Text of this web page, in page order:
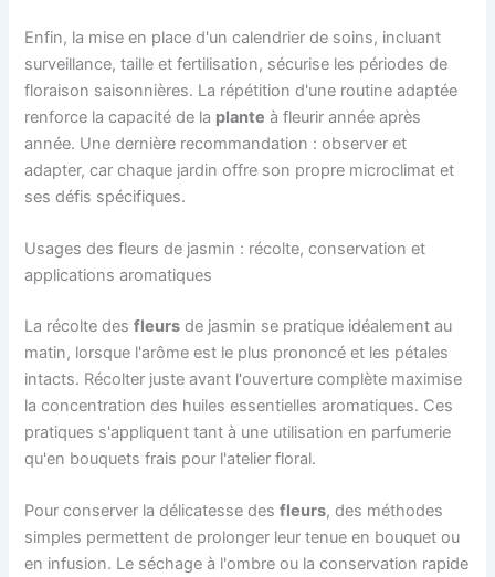
Enfin, la mise en place d'un calendrier de soins, incluant
surveillance, taille et fertilisation, sécurise les périodes de
floraison saisonnières. La répétition d'une routine adaptée
renforce la capacité de la plante à fleurir année après
année. Une dernière recommandation : observer et
adapter, car chaque jardin offre son propre microclimat et
ses défis spécifiques.
Usages des fleurs de jasmin : récolte, conservation et
applications aromatiques
La récolte desfleurs de jasmin se pratique idéalement au
matin, lorsque l'arôme est le plus prononcé et les pétales
intacts. Récolter juste avant l'ouverture complète maximise
la concentration des huiles essentielles aromatiques. Ces
pratiques s'appliquent tant à une utilisation en parfumerie
qu'en bouquets frais pour l'atelier floral.
Pour conserver la délicatesse desfleurs, des méthodes
simples permettent de prolonger leur tenue en bouquet ou
en infusion. Le séchage à l'ombre ou la conservation rapide